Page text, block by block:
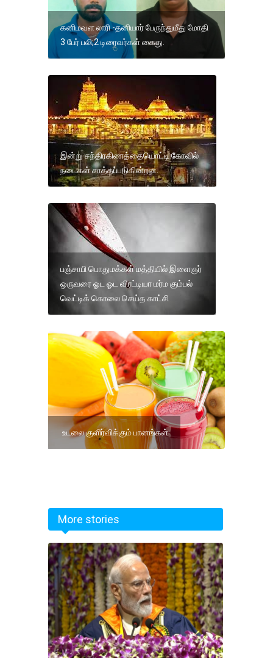
கனிமவள லாரி -தனியார் பேருந்துமீது மோதி
3 பேர் பலி;2 டிரைவர்கள் கைது.
இன்று சந்திரகிணத்தையொட்டி கோவில்
நடைகள் சாத்தப்படுகின்றன.
பஞ்சாபி பொதுமக்கள் மத்தியில் இளைஞர்
ஒருவரை ஓட ஓட விரட்டியா மர்ம கும்பல்
வெட்டிக் கொலை செய்த காட்சி
உடலை குளிர்விக்கும் பானங்கள்
More stories